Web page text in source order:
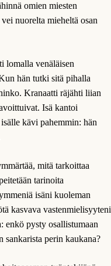
omien miesten
nuorelta mieheltä osan
lomalla venäläisen
hän tutki sitä pihalla
Kranaatti räjähti liian
Isä kantoi
kävi pahemmin: hän
mitä tarkoittaa
tarinoita
isäni kuoleman
kasvava vastenmielisyyteni
enkö pysty osallistumaan
sankarista perin kaukana?